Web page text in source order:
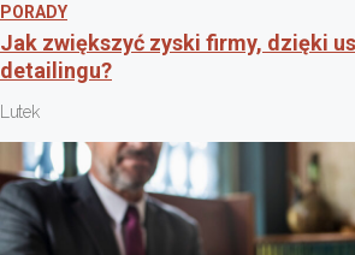
PORADY
Jak zwiększyć zyski firmy, dzięki
detailingu?
Lutek